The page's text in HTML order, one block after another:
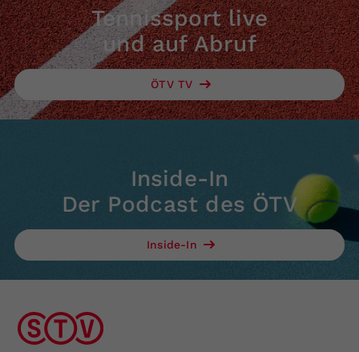
Tennissport live
und auf Abruf
ÖTV TV
Inside-In
Der Podcast des ÖTV
Inside-In